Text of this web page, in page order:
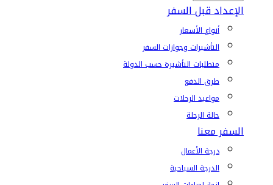
الإعداد قبل السفر
أنواع الأسعار
التأشيرات وجوازات السفر
متطلبات التأشيرة حسب الدولة
طرق الدفع
مواعيد الرحلات
حالة الرحلة
السفر معنا
درجة الأعمال
الدرجة السياحية